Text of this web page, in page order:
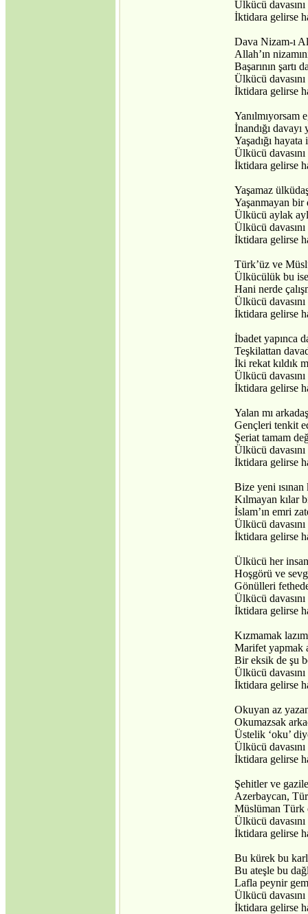
Ülkücü
İktidara gelirse
Dava Nizam-ı
Allah’ın
Başarının şartı
Ülkücü
İktidara gelirse
Yanılmıyorsam
İnandığı
Yaşadığı
Ülkücü
İktidara gelirse
Yaşamaz
Yaşanmayan bir
Ülkücü aylak
Ülkücü
İktidara gelirse
Türk’üz ve
Ülkücülük bu
Hani nerde
Ülkücü
İktidara gelirse
İbadet yapınca
Teşkilattan
İki rekat kıldık
Ülkücü
İktidara gelirse
Yalan mı
Gençleri tenkit
Şeriat tamam
Ülkücü
İktidara gelirse
Bize yeni
Kılmayan kılar
İslam’ın emri
Ülkücü
İktidara gelirse
Ülkücü her
Hoşgörü ve
Gönülleri
Ülkücü
İktidara gelirse
Kızmamak
Marifet yapmak
Bir eksik de şu
Ülkücü
İktidara gelirse
Okuyan az
Okumazsak
Üstelik ‘oku’
Ülkücü
İktidara gelirse
Şehitler ve
Azerbaycan,
Müslüman Türk
Ülkücü
İktidara gelirse
Bu kürek bu
Bu ateşle bu
Lafla peynir
Ülkücü
İktidara gelirse